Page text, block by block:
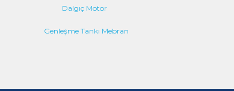
Dalgıç Motor
Genleşme Tankı Mebran